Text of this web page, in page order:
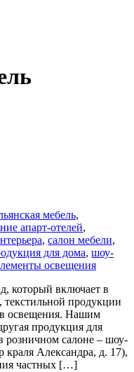
мебель,
апарт-отелей,
, салон мебели,
для дома, шоу-
освещения
который включает в
продукции
освещения. Нашим
продукция для
розничном салоне – шоу-
краля Александра, д. 17),
частных […]